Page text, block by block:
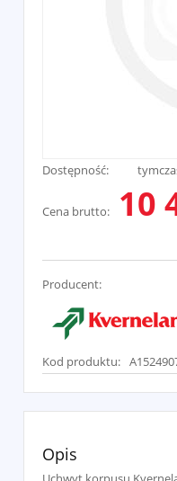
Dostępność:
Cena brutto: 10
Producent:
Kod produktu:
Opis